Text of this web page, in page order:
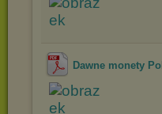
Dawne monety